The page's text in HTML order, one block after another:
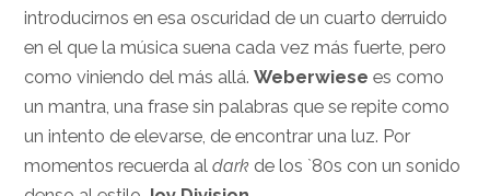
introducirnos en esa oscuridad de un cuarto derruido
en el que la música suena cada vez más fuerte, pero
como viniendo del más allá.Weberwiese es como
un mantra, una frase sin palabras que se repite como
un intento de elevarse, de encontrar una luz. Por
momentos recuerda aldark de los `80s con un sonido